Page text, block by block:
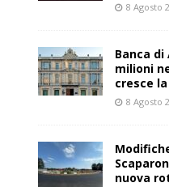
8 Agosto
Banca
milioni
cresce
8 Agosto
nuova